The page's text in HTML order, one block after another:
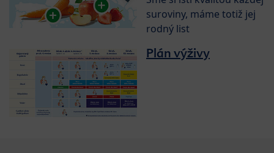
suroviny, máme totiž jej
rodný list
Plán výživy